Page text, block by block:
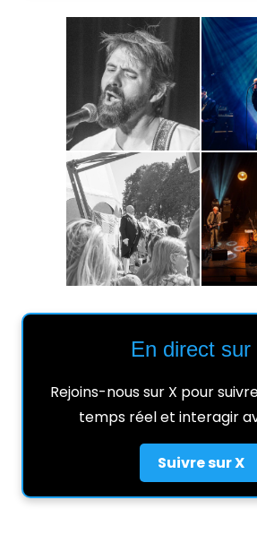
En direct sur
Rejoins-nous sur X pour
temps réel et interagir
Suivre sur X